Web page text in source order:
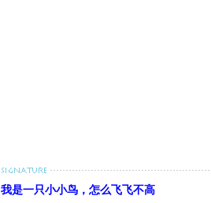
我是一只小小鸟，怎么飞飞不高